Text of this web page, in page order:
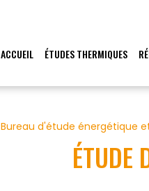
ACCUEIL ÉTUDES THERMIQUES
Bureau d'étude énergétique
ÉTUDE